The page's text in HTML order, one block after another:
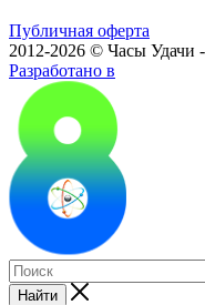
Публичная оферта
2012-2026 © Часы Удачи
Разработано в
Найти